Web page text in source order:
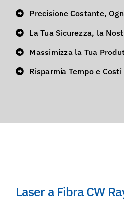
Precisione Costante,
La Tua Sicurezza, la
Massimizza la Tua
Risparmia Tempo e Costi
Laser a Fibra CW